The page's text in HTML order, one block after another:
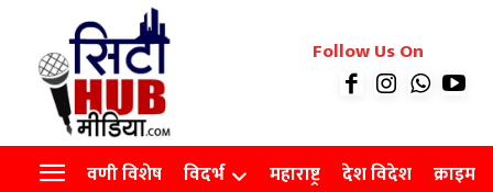
रियल इस्टेट
Videos
Agro
Follow Us On
वणी विशेष विदर्भ महाराष्ट्र देश विदेश क्राइम